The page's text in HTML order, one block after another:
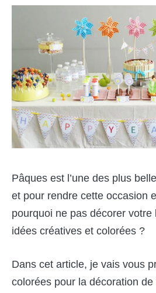
Pâques est l’une des plus
et pour rendre cette occasion
pourquoi ne pas décorer votre
idées créatives et colorées ?
Dans cet article, je vais vous
colorées pour la décoration